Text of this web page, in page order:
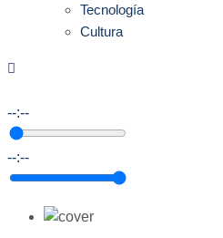
Tecnología
Cultura
--:--
--:--